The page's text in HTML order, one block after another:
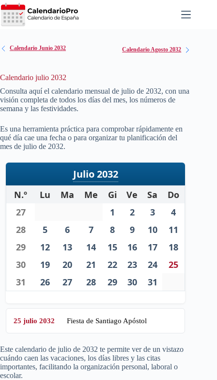
Saltar
al
contenido
Calendario Junio 2032 Calendario Agosto 2032
Calendario julio 2032
Consulta aquí el calendario mensual de julio de 2032, con una
visión completa de todos los días del mes, los números de
semana y las festividades.
Es una herramienta práctica para comprobar rápidamente en
qué día cae una fecha o para organizar tu planificación del
mes de julio de 2032.
Julio 2032
N.º Lu Ma Me Gi Ve Sa
Do
27
1 2 3
4
28
5 6 7 8 9 10
11
29
12 13 14 15 16 17
18
30
19 20 21 22 23 24
25
31
26 27 28 29 30 31
25 julio 2032 Fiesta de Santiago Apóstol
Este calendario de julio de 2032 te permite ver de un vistazo
cuándo caen las vacaciones, los días libres y las citas
importantes, facilitando la organización personal, laboral o
escolar.